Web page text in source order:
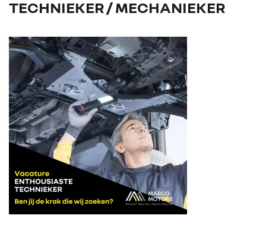
TECHNIEKER / MECHANIEKER